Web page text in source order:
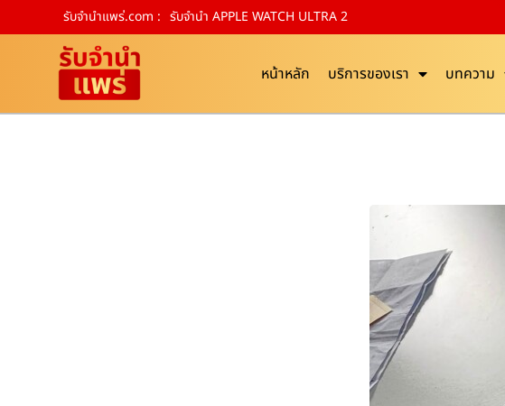
รับจํานําแพร่.com : รับจำนำ APPLE WATCH ULTRA 2
หน้าหลัก บริการของเรา บทความ